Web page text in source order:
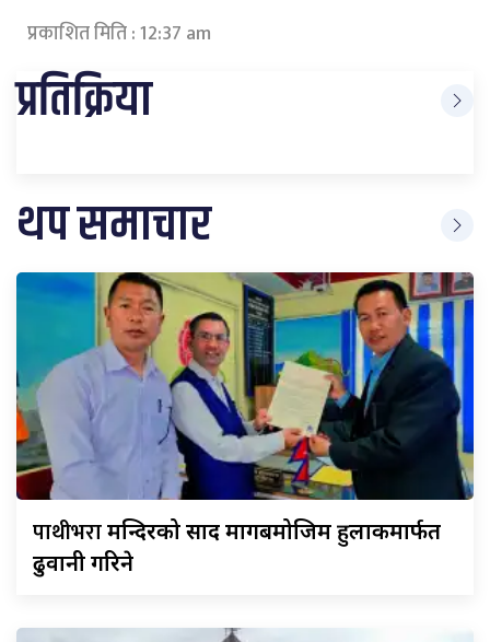
प्रकाशित मिति : 12:37 am
प्रतिक्रिया
थप समाचार
पाथीभरामन्दिरको प्रसाद मागबमोजिम हुलाकमार्फत
ढुवानी गरिने